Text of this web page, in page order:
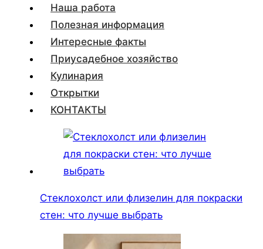
Наша работа
Полезная информация
Интересные факты
Приусадебное хозяйство
Кулинария
Открытки
КОНТАКТЫ
Стеклохолст или флизелин для покраски
стен: что лучше выбрать